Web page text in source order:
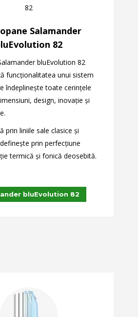
82
Salamander
82
bluEvolution 82
funcţionalitatea unui sistem
îndeplineşte toate cerinţele
design, inovaţie şi
prin liniile sale clasice şi
prin perfecţiune
termică şi fonică deosebită.
bluEvolution 82